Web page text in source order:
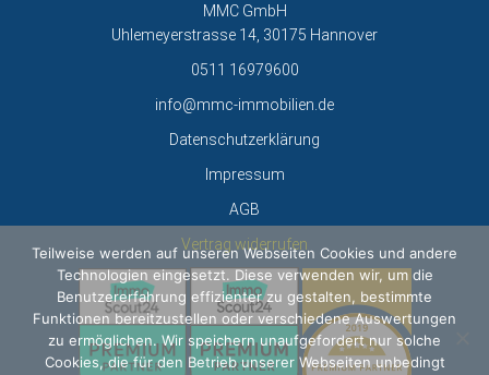
MMC GmbH
Uhlemeyerstrasse 14, 30175 Hannover
0511 16979600
info@mmc-immobilien.de
Datenschutzerklärung
Impressum
AGB
Vertrag widerrufen
Teilweise werden auf unseren Webseiten Cookies und andere
Technologien eingesetzt. Diese verwenden wir, um die
Benutzererfahrung effizienter zu gestalten, bestimmte
Funktionen bereitzustellen oder verschiedene Auswertungen
zu ermöglichen. Wir speichern unaufgefordert nur solche
Cookies, die für den Betrieb unserer Webseiten unbedingt